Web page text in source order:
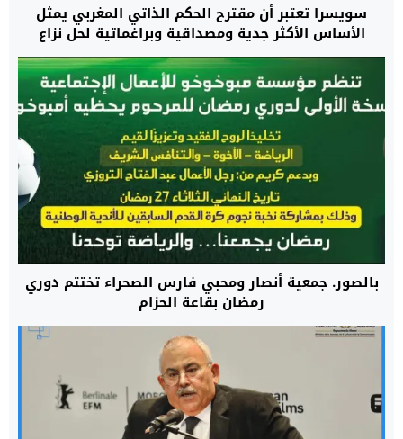
سويسرا تعتبر أن مقترح الحكم الذاتي المغربي يمثل
الأساس الأكثر جدية ومصداقية وبراغماتية لحل نزاع
الصحراء
بالصور. جمعية أنصار ومحبي فارس الصحراء تختتم دوري
رمضان بقاعة الحزام